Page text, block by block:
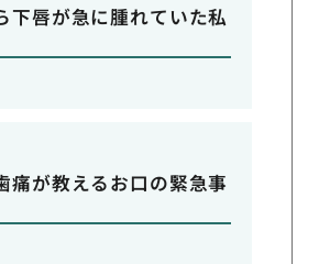
下唇が急に腫れていた私
痛が教えるお口の緊急事